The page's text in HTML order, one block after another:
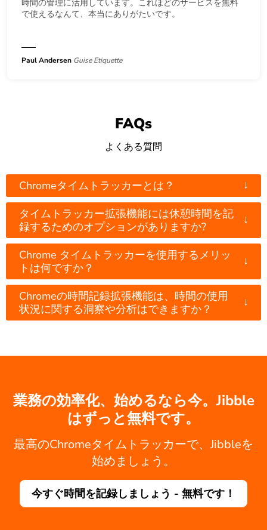
時間の管理に活用しています。これほどのサービスを無料
で使えるなんて、本当にありがたいです。
Paul Andersen Guise Etiquette
FAQs
よくある質問
Chromeタイムトラッカーとは？ ↓
タイムトラッカー拡張機能には休憩時間を記
録するためのオプションがありますか?
↓
Chrome タイムトラッカーを使用するメリッ
トは何ですか？
↓
Chromeの時間記録拡張機能は、時間の使用
状況に関する洞察や分析はできますか？
↓
業務の効率化、始めるなら今。Jibble
はずっと無料です。
最高のChromeタイムトラッカーで、Jibbleを
始めましょう。
今すぐ時間を記録しましょう - 無料です！